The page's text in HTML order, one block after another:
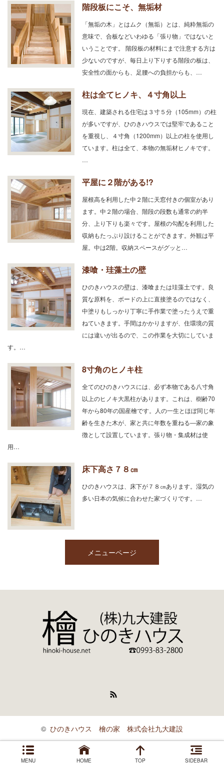
階段板にこそ、無垢材
「無垢の木」とはムク（無垢）とは、純粋無垢の
意味で、合板などいわゆる「張り物」ではないと
いうことです。 階段板の材料にまで注意する方は
少ないのですが、毎日上り下りする階段の板は、
安全性の面からも、足腰への負担からも、…
柱は全てヒノキ、４寸角以上
現在、建築される住宅は３寸５分（105mm）の柱
が多いですが、ひのきハウスでは堅牢であること
を重視し、４寸角（1200mm）以上の柱を使用し
ています。柱は全て、本物の無垢材ヒノキです。
…
平屋に２階がある!?
屋根高を利用した中２階に天窓付きの個室があり
ます。中２階の場合、階段の段数も通常の約半
分、上り下りも楽々です。屋根の勾配を利用した
収納もたっぷり設けることができます。外観は平
屋。中は2階。収納スペースがグッと…
漆喰・珪藻土の壁
ひのきハウスの壁は、漆喰または珪藻土です。良
質な原料を、ボードの上に直接塗るのではなく、
中塗りもしっかり丁寧に手作業で塗ったうえで重
ねていきます。手間はかかりますが、住環境の質
には違いが出るので、この作業を大切にしていま
す。…
8寸角のヒノキ柱
全てのひのきハウスには、必ず本物である八寸角
以上のヒノキ大黒柱があります。これは、樹齢70
年から80年の国産檜です。人の一生とほぼ同じ年
齢を生きた木が、家と共に年数を重ねる―家の象
徴として設置しています。張り物・集成材は使
用…
床下高さ７８㎝
ひのきハウスは、床下が７８㎝あります。湿気の
多い日本の気候に合わせた家づくりです。…
メニューページ
MENU HOME TOP SIDEBAR
© ひのきハウス 檜の家 株式会社九大建設